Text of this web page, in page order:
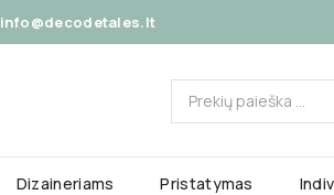
info@decodetales.lt
Dizaineriams Pristatymas